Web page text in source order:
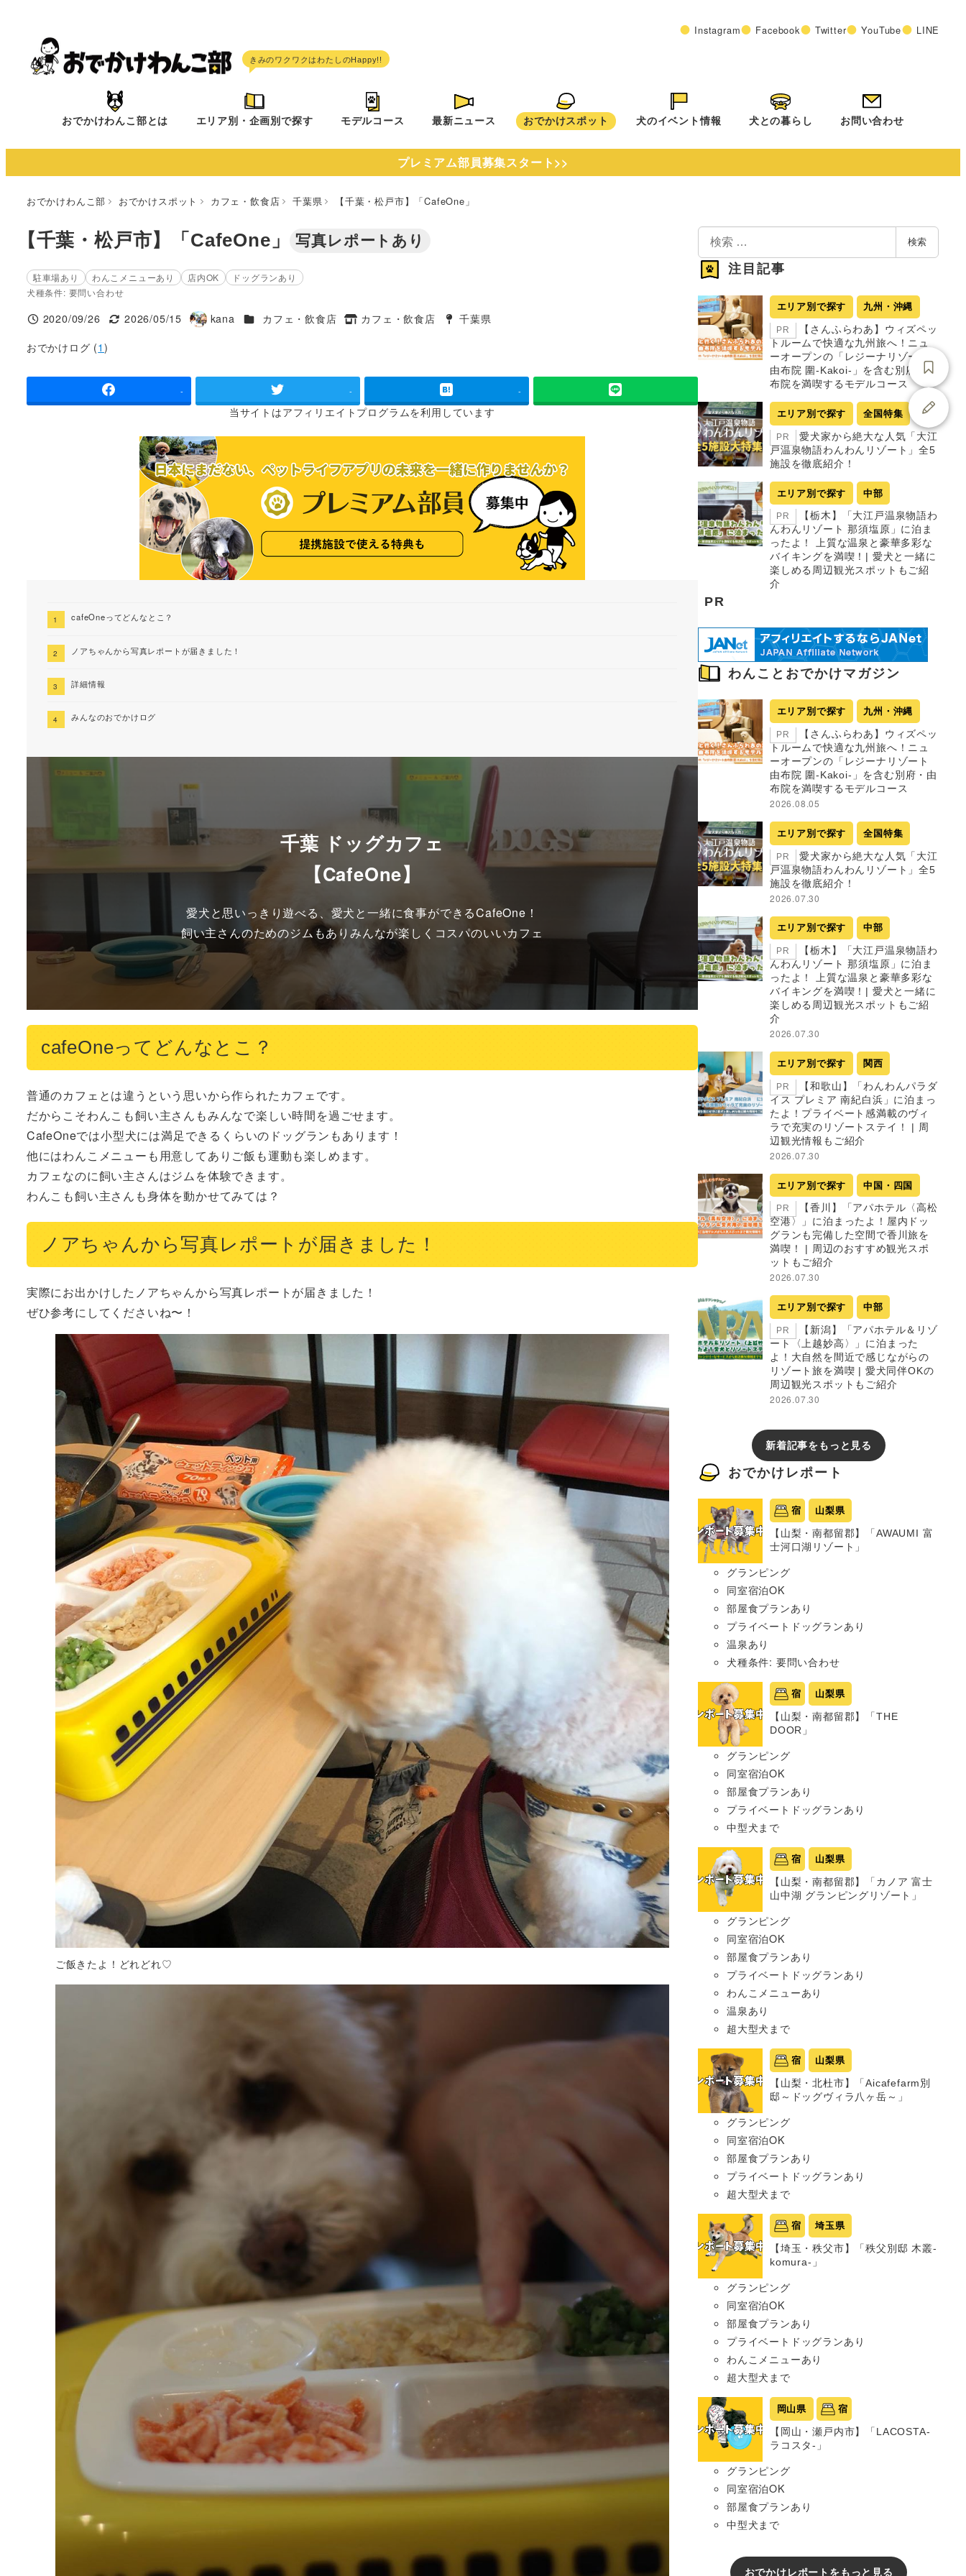
へ
Instagram Facebook Twitter YouTube LINE
おでかけわんこ部とは エリア別・企画別で探す モデルコース 最新ニュース おでかけスポット 犬のイベント情報 犬との暮らし お問い合わせ
プレミアム部員募集スタート>>
おでかけわんこ部 おでかけスポット カフェ・飲食店 千葉県 【千葉・松戸市】「CafeOne」
【千葉・松戸市】「CafeOne」 写真レポートあり
駐車場あり わんこメニューあり 店内OK
ドッグランあり
犬種条件: 要問い合わせ
投稿日
2020/09/26
更新日
2026/05/15
著
kana 施設ジャンル
カフェ・飲食店
タグ
カフェ・飲食店
タグ
千葉県
おでかけログ (1)
- - -
当サイトはアフィリエイトプログラムを利用しています
cafeOneってどんなとこ？
ノアちゃんから写真レポートが届きました！
詳細情報
みんなのおでかけログ
千葉 ドッグカフェ
【CafeOne】
愛犬と思いっきり遊べる、愛犬と一緒に食事ができるCafeOne！
飼い主さんのためのジムもありみんなが楽しくコスパのいいカフェ
cafeOneってどんなとこ？
普通のカフェとは違うという思いから作られたカフェです。
だからこそわんこも飼い主さんもみんなで楽しい時間を過ごせます。
CafeOneでは小型犬には満足できるくらいのドッグランもあります！
他にはわんこメニューも用意してありご飯も運動も楽しめます。
カフェなのに飼い主さんはジムを体験できます。
わんこも飼い主さんも身体を動かせてみては？
ノアちゃんから写真レポートが届きました！
実際にお出かけしたノアちゃんから写真レポートが届きました！
ぜひ参考にしてくださいね〜！
ご飯きたよ！どれどれ♡
検
索
検索
注目記事
エリア別で探す 九州・沖縄
PR
【さんふらわあ】ウィズペッ
トルームで快適な九州旅へ！ニュ
ーオープンの「レジーナリゾート
由布院 圍-Kakoi-」を含む別府・由
布院を満喫するモデルコース
エリア別で探す 全国特集
PR
愛犬家から絶大な人気「大江
戸温泉物語わんわんリゾート」全5
施設を徹底紹介！
エリア別で探す 中部
PR
【栃木】「大江戸温泉物語わ
んわんリゾート 那須塩原」に泊ま
ったよ！ 上質な温泉と豪華多彩な
バイキングを満喫！| 愛犬と一緒に
楽しめる周辺観光スポットもご紹
介
PR
わんことおでかけマガジン
エリア別で探す 九州・沖縄
PR
【さんふらわあ】ウィズペッ
トルームで快適な九州旅へ！ニュ
ーオープンの「レジーナリゾート
由布院 圍-Kakoi-」を含む別府・由
布院を満喫するモデルコース
2026.08.05
エリア別で探す 全国特集
PR
愛犬家から絶大な人気「大江
戸温泉物語わんわんリゾート」全5
施設を徹底紹介！
2026.07.30
エリア別で探す 中部
PR
【栃木】「大江戸温泉物語わ
んわんリゾート 那須塩原」に泊ま
ったよ！ 上質な温泉と豪華多彩な
バイキングを満喫！| 愛犬と一緒に
楽しめる周辺観光スポットもご紹
介
2026.07.30
エリア別で探す 関西
PR
【和歌山】「わんわんパラダ
イス プレミア 南紀白浜」に泊まっ
たよ！プライベート感満載のヴィ
ラで充実のリゾートステイ！ | 周
辺観光情報もご紹介
2026.07.30
エリア別で探す 中国・四国
PR
【香川】「アパホテル〈高松
空港〉」に泊まったよ！屋内ドッ
グランも完備した空間で香川旅を
満喫！ | 周辺のおすすめ観光スポ
ットもご紹介
2026.07.30
エリア別で探す 中部
PR
【新潟】「アパホテル＆リゾ
ート〈上越妙高〉」に泊まった
よ！大自然を間近で感じながらの
リゾート旅を満喫 | 愛犬同伴OKの
周辺観光スポットもご紹介
2026.07.30
新着記事をもっと見る
おでかけレポート
宿 山梨県
【山梨・南都留郡】「AWAUMI 富
士河口湖リゾート」
グランピング
同室宿泊OK
部屋食プランあり
プライベートドッグランあり
温泉あり
犬種条件: 要問い合わせ
宿 山梨県
【山梨・南都留郡】「THE
DOOR」
グランピング
同室宿泊OK
部屋食プランあり
プライベートドッグランあり
中型犬まで
宿 山梨県
【山梨・南都留郡】「カノア 富士
山中湖 グランピングリゾート」
グランピング
同室宿泊OK
部屋食プランあり
プライベートドッグランあり
わんこメニューあり
温泉あり
超大型犬まで
宿 山梨県
【山梨・北杜市】「Aicafefarm別
邸～ドッグヴィラ八ヶ岳～」
グランピング
同室宿泊OK
部屋食プランあり
プライベートドッグランあり
超大型犬まで
宿 埼玉県
【埼玉・秩父市】「秩父別邸 木叢-
komura-」
グランピング
同室宿泊OK
部屋食プランあり
プライベートドッグランあり
わんこメニューあり
超大型犬まで
岡山県 宿
【岡山・瀬戸内市】「LACOSTA-
ラコスタ-」
グランピング
同室宿泊OK
部屋食プランあり
中型犬まで
おでかけレポートをもっと見る